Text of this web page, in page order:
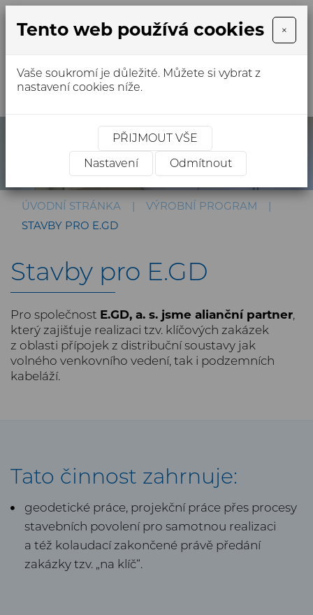
MENU
ÚVODNÍ STRÁNKA
VÝROBNÍ PROGRAM
STAVBY PRO E.GD
Stavby pro E.GD
Pro společnost E.GD, a. s. jsme alianční partner,
který zajišťuje realizaci tzv. klíčových zakázek
z oblasti přípojek z distribuční soustavy jak
volného venkovního vedení, tak i podzemních
kabeláží.
Tato činnost zahrnuje:
geodetické práce, projekční práce přes procesy
stavebních povolení pro samotnou realizaci
a též kolaudací zakončené právě předání
zakázky tzv. „na klíč“.
Tento web používá cookies ×
Vaše soukromí je důležité. Můžete si vybrat z
nastavení cookies níže.
PŘIJMOUT VŠE
Nastavení
Odmítnout